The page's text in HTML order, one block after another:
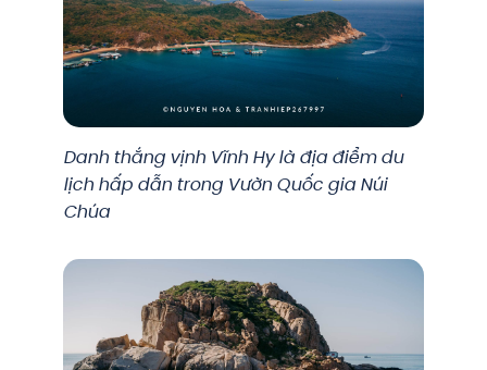
Danh thắng vịnh Vĩnh Hy là địa điểm du
lịch hấp dẫn trong Vườn Quốc gia Núi
Chúa